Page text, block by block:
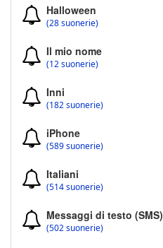
Halloween
(28 suonerie)
Il mio nome
(12 suonerie)
Inni
(182 suonerie)
iPhone
(589 suonerie)
Italiani
(514 suonerie)
Messaggi di testo (SMS)
(502 suonerie)